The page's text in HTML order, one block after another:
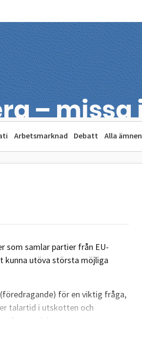
Arbetsmarknad Debatt Alla ämnen
som samlar partier från EU-
kunna utöva största möjliga
för en viktig fråga,
talartid i utskotten och
efter storlek.
politiska grupperna. Även om
rösta som gruppen.